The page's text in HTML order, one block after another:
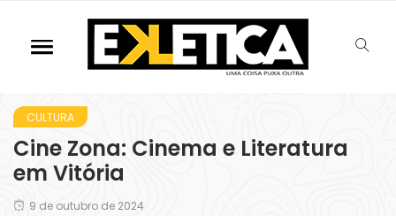
CULTURA
Cine Zona: Cinema e Literatura
em Vitória
9 de outubro de 2024